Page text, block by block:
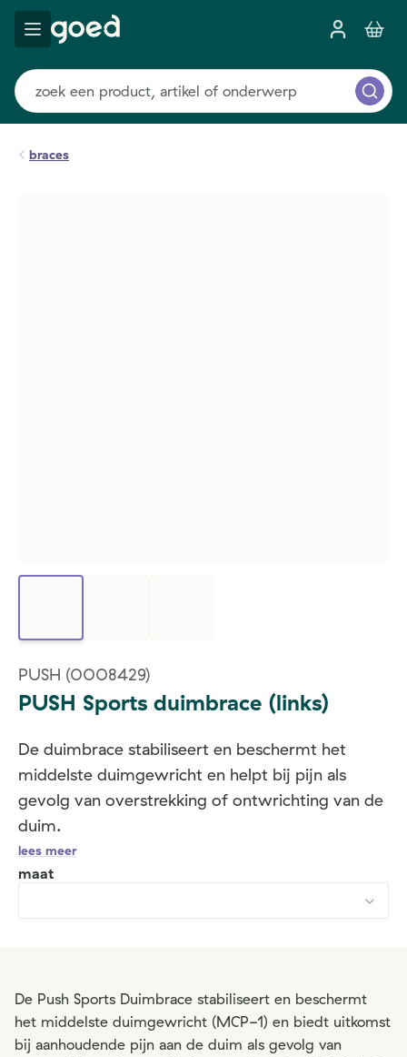
braces
PUSH (0008429)
PUSH Sports duimbrace (links)
De duimbrace stabiliseert en beschermt het
middelste duimgewricht en helpt bij pijn als
gevolg van overstrekking of ontwrichting van de
duim.
lees meer
maat
De Push Sports Duimbrace stabiliseert en beschermt
het middelste duimgewricht (MCP-1) en biedt uitkomst
bij aanhoudende pijn aan de duim als gevolg van